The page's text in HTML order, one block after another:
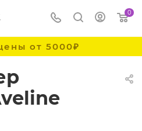
0
от 5000₽